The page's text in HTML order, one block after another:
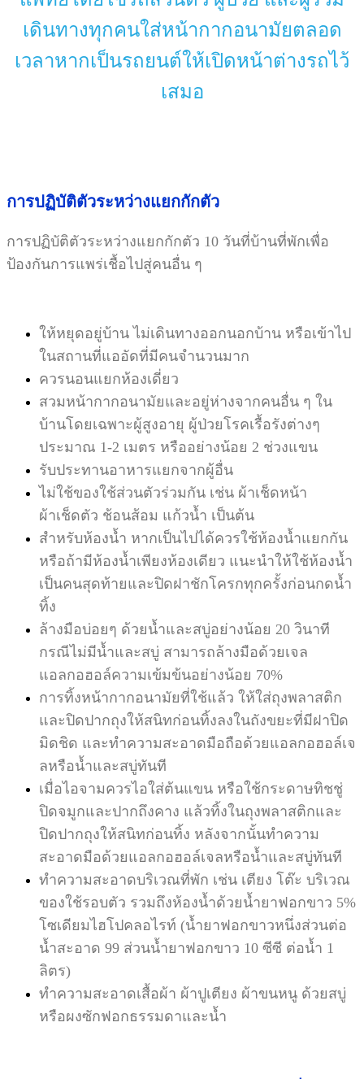
เดินทางทุกคนใส่หน้ากากอนามัยตลอด
เวลาหากเป็นรถยนต์ให้เปิดหน้าต่างรถไว้
เสมอ
การปฏิบัติตัวระหว่างแยกกักตัว
การปฏิบัติตัวระหว่างแยกกักตัว 10 วันที่บ้านที่พักเพื่อ
ป้องกันการแพร่เชื้อไปสู่คนอื่น ๆ
ให้หยุดอยู่บ้าน ไม่เดินทางออกนอกบ้าน หรือเข้าไป
ในสถานที่แออัดที่มีคนจำนวนมาก
ควรนอนแยกห้องเดี่ยว
สวมหน้ากากอนามัยและอยู่ห่างจากคนอื่น ๆ ใน
บ้านโดยเฉพาะผู้สูงอายุ ผู้ป่วยโรคเรื้อรังต่างๆ
ประมาณ 1-2 เมตร หรืออย่างน้อย 2 ช่วงแขน
รับประทานอาหารแยกจากผู้อื่น
ไม่ใช้ของใช้ส่วนตัวร่วมกัน เช่น ผ้าเช็ดหน้า
ผ้าเช็ดตัว ช้อนส้อม แก้วน้ำ เป็นต้น
สำหรับห้องน้ำ หากเป็นไปได้ควรใช้ห้องน้ำแยกกัน
หรือถ้ามีห้องน้ำเพียงห้องเดียว แนะนำให้ใช้ห้องน้ำ
เป็นคนสุดท้ายและปิดฝาชักโครกทุกครั้งก่อนกดน้ำ
ทิ้ง
ล้างมือบ่อยๆ ด้วยน้ำและสบู่อย่างน้อย 20 วินาที
กรณีไม่มีน้ำและสบู่ สามารถล้างมือด้วยเจล
แอลกอฮอล์ความเข้มข้นอย่างน้อย 70%
การทิ้งหน้ากากอนามัยที่ใช้แล้ว ให้ใส่ถุงพลาสติก
และปิดปากถุงให้สนิทก่อนทิ้งลงในถังขยะที่มีฝาปิด
มิดชิด และทำความสะอาดมือถือด้วยแอลกอฮอล์เจ
ลหรือน้ำและสบู่ทันที
เมื่อไอจามควรไอใส่ต้นแขน หรือใช้กระดาษทิชชู่
ปิดจมูกและปากถึงคาง แล้วทิ้งในถุงพลาสติกและ
ปิดปากถุงให้สนิทก่อนทิ้ง หลังจากนั้นทำความ
สะอาดมือด้วยแอลกอฮอล์เจลหรือน้ำและสบู่ทันที
ทำความสะอาดบริเวณที่พัก เช่น เตียง โต๊ะ บริเวณ
ของใช้รอบตัว รวมถึงห้องน้ำด้วยน้ำยาฟอกขาว 5%
โซเดียมไฮโปคลอไรท์ (น้ำยาฟอกขาวหนึ่งส่วนต่อ
น้ำสะอาด 99 ส่วนน้ำยาฟอกขาว 10 ซีซี ต่อน้ำ 1
ลิตร)
ทำความสะอาดเสื้อผ้า ผ้าปูเตียง ผ้าขนหนู ด้วยสบู่
หรือผงซักฟอกธรรมดาและน้ำ